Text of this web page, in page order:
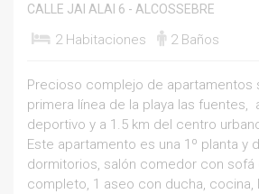
CALLE JAI ALAI 6 - ALCOSSEBRE
2 Habitaciones 2 Baños
Precioso complejo de apartamentos
primera línea de la playa las fuentes,
deportivo y a 1.5 km del centro
Este apartamento es una 1º planta y
dormitorios, salón comedor con sofá
completo, 1 aseo con ducha, cocina,